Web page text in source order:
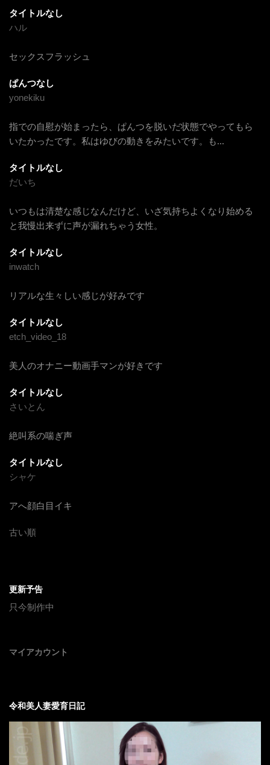
タイトルなし
ハル
セックスフラッシュ
ぱんつなし
yonekiku
指での自慰が始まったら、ぱんつを脱いだ状態でやってもら
いたかったです。私はゆびの動きをみたいです。も...
タイトルなし
だいち
いつもは清楚な感じなんだけど、いざ気持ちよくなり始める
と我慢出来ずに声が漏れちゃう女性。
タイトルなし
inwatch
リアルな生々しい感じが好みです
タイトルなし
etch_video_18
美人のオナニー動画手マンが好きです
タイトルなし
さいとん
絶叫系の喘ぎ声
タイトルなし
シャケ
アへ顔白目イキ
古い順
更新予告
只今制作中
マイアカウント
令和美人妻愛育日記